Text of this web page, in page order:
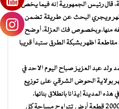
قال رئيس الجمهورية إنه فيما يخص
اظهر ويجري البحث عن طريقة تضمن
منها.وبخصوص فك العزلة، أوضح
اظهر بشبكة الطرق ستبدأ قريبا
عبد العزيز صباح اليوم الاحد في
بولاية الحوض الشرقي على توزيع
المدينة إيذانا بانطلاق بنائها.
وقد تم حتى الآن استصلاح أكثر من 2000 قطعة أرض تتراوح مساحة كل